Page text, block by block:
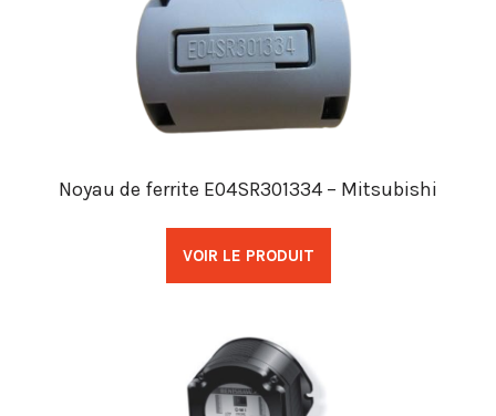
Noyau de ferrite E04SR301334 – Mitsubishi
VOIR LE PRODUIT